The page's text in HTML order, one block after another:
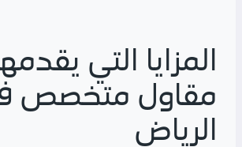
المزايا التي
مقاول متخصص
الرياض